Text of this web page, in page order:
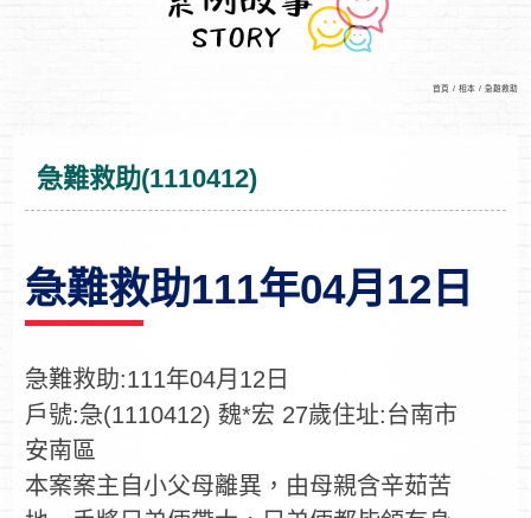
首頁 / 相本 / 急難救助
急難救助(1110412)
急難救助111年04月12日
急難救助:111年04月12日
戶號:急(1110412) 魏*宏 27歲住址:台南市
安南區
本案案主自小父母離異，由母親含辛茹苦